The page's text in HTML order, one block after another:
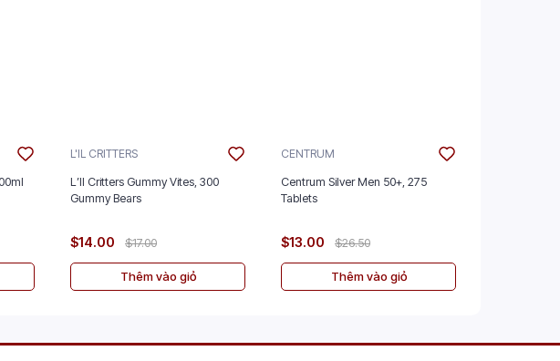
L'IL CRITTERS
L’Il Critters Gummy Vites, 300
Gummy Bears
$14.00 $17.00
Thêm vào giỏ
CENTRUM
Centrum Silver Men 50+, 275
Tablets
$13.00 $26.50
Thêm vào giỏ